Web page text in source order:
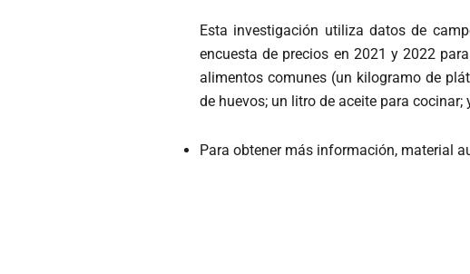
Esta investigación utiliza datos de
encuesta de precios en 2021 y 2022
alimentos comunes (un kilogramo de
de huevos; un litro de aceite para
Para obtener más información, material